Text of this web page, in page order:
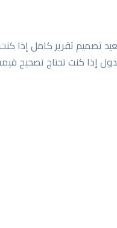
تصميم تقرير كامل إذا
إذا كنت تحتاج تصحيح